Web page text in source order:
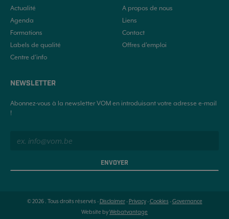
Actualité
Agenda
Formations
Labels de qualité
Centre d’info
A propos de nous
Liens
Contact
Offres d'emploi
NEWSLETTER
Abonnez-vous à la newsletter VOM en introduisant votre adresse e-mail
!
ENVOYER
© 2026 . Tous droits réservés -Disclaimer-Privacy-Cookies-Governance
Website byWebatvantage